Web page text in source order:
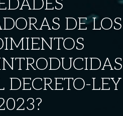
DE LOS
DECRETO-LEY